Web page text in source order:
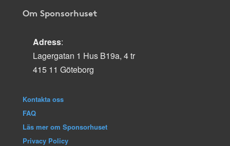
Om Sponsorhuset
Adress:
Lagergatan 1 Hus B19a, 4 tr
415 11 Göteborg
Kontakta oss
FAQ
Läs mer om Sponsorhuset
Privacy Policy